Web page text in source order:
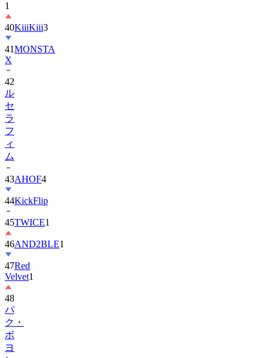
1
40KiiiKiii3
41MONSTA
X
42
ル
セ
ラ
フ
ィ
ム
43AHOF4
44KickFlip
45TWICE1
46AND2BLE1
47Red
Velvet1
48
パ
ク・
ボ
ヨ